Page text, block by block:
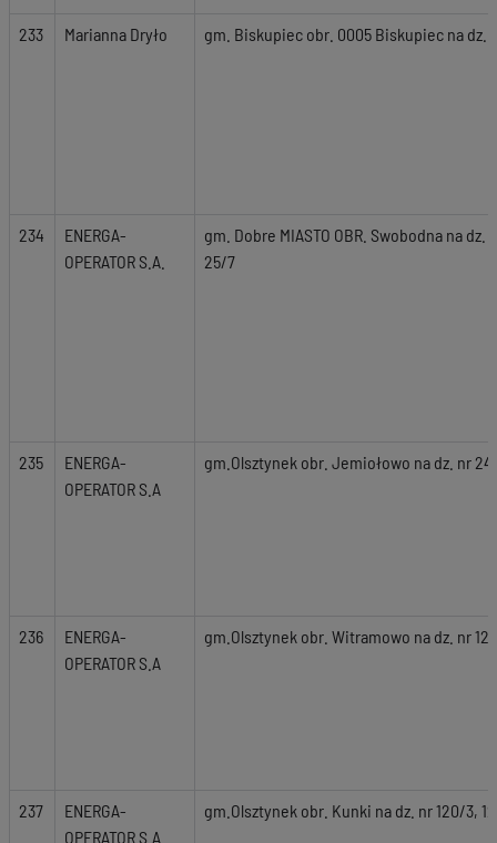
233 Marianna Dryło gm. Biskupiec obr. 0005 Biskupiec na dz.
234
ENERGA-
OPERATOR S.A.
gm. Dobre MIASTO OBR. Swobodna na dz.
25/7
235
ENERGA-
OPERATOR S.A
gm.Olsztynek obr. Jemiołowo na dz. nr
236
ENERGA-
OPERATOR S.A
gm.Olsztynek obr. Witramowo na dz. nr
237
ENERGA-
OPERATOR S.A
gm.Olsztynek obr. Kunki na dz. nr 120/3,